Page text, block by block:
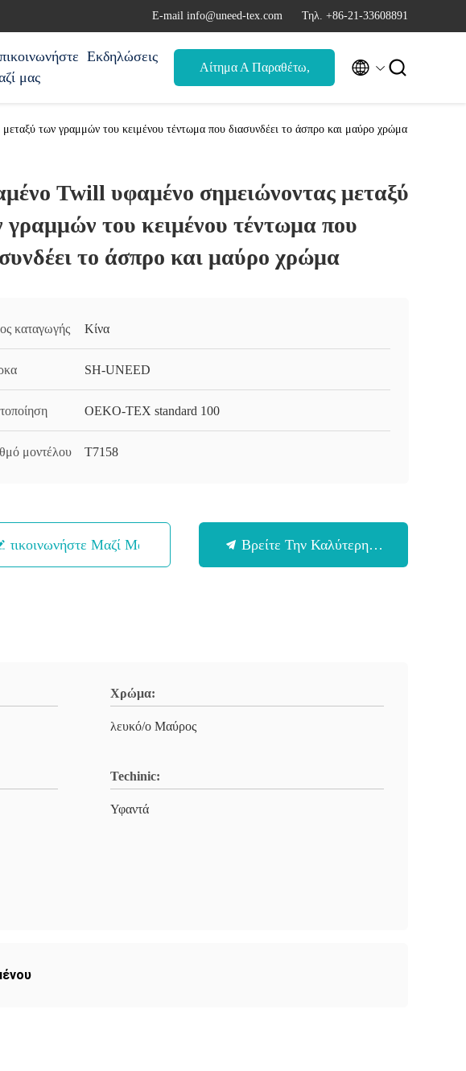
Ε-mail info@uneed-tex.com Τηλ. +86-21-33608891
μας
Εκδηλώσεις
Αίτημα Α Παραθέτω,  
των γραμμών του κειμένου τέντωμα που διασυνδέει το άσπρο και μαύρο χρώμα
Twill υφαμένο σημειώνοντας μεταξύ
γραμμών του κειμένου τέντωμα που
το άσπρο και μαύρο χρώμα
καταγωγής Κίνα
SH-UNEED
OEKO-TEX standard 100
μοντέλου T7158
Μαζί Μας Βρείτε Την Καλύτερη Τιμή
Χρώμα:
λευκό/ο Μαύρος
Techinic:
Υφαντά